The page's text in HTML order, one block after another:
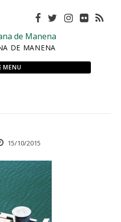
DE MANENA
MENU
15/10/2015